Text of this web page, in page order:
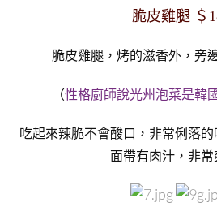
脆皮雞腿 ＄
脆皮雞腿，烤的滋香外，旁
（性格廚師說光州泡菜是韓
吃起來辣脆不會酸口，非常俐落
面帶有肉汁，非常